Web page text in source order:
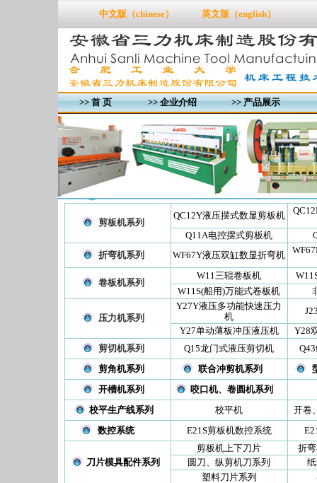
中文版（chinese） 英文版（english）
>>首 页 >>企业介绍 >>产品展示
剪板机系列
QC12Y液压摆式数显剪板机
Q11A电控摆式剪板机
折弯机系列
WF67Y液压双缸数显折弯机
卷板机系列
W11三辊卷板机
W11S(船用)万能式卷板机
压力机系列
Y27Y液压多功能快速压力
机
Y27单动薄板冲压液压机
Y28
剪切机系列
Q15龙门式液压剪切机
剪角机系列
联合冲剪机系列
开槽机系列
咬口机、卷圆机系列
校平生产线系列
校平机
开卷
数控系统
E21S剪板机数控系统
刀片模具配件系列
剪板机上下刀片
折
圆刀、纵剪机刀系列
塑料刀片系列